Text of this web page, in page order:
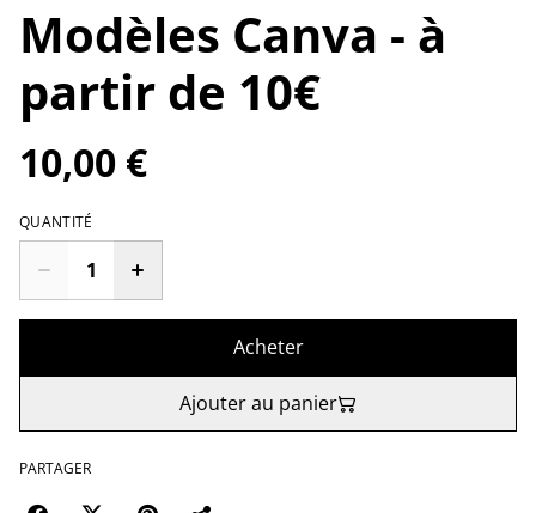
Modèles Canva - à
partir de 10€
10,00 €
QUANTITÉ
Acheter
Ajouter au panier
PARTAGER